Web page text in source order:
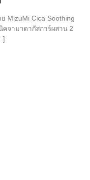
MizuMi Cica Soothing
คจามาดากัสการ์ผสาน 2